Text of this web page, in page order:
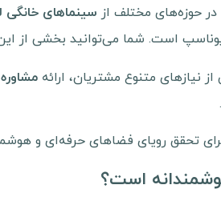
حوزه‌های مختلف از سینماهای
است. شما می‌توانید بخشی از
متنوع مشتریان، ارائه
تحقق رویای فضاهای حرفه‌ای و
است؟